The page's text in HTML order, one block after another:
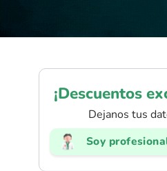
¡Descuentos
Dejanos tus
Soy